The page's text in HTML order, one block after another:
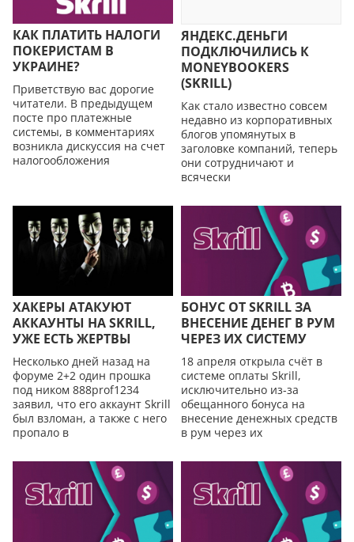
КАК ПЛАТИТЬ НAЛOГИ
ПОКЕРИСТАМ В
УКРАИНЕ?
Приветствую вас дорогие
читатели. В предыдущем
посте про платежные
системы, в комментариях
возникла дискуссия на счет
нaлoгообложения
ЯНДЕКС.ДEНЬГИ
ПОДКЛЮЧИЛИСЬ К
MONEYBOOKERS
(SKRILL)
Как стало известно совсем
недавно из корпоративных
блогов упомянутых в
заголовке компаний, теперь
они сотрудничают и
всячески
ХАКЕРЫ АТАКУЮТ
АККАУНТЫ НА SKRILL,
УЖЕ ЕСТЬ ЖЕРТВЫ
Несколько дней назад на
форуме 2+2 один прошка
под ником 888prof1234
заявил, что его аккаунт Skrill
был взломан, а также с него
пропало в
БОНУС ОТ SKRILL ЗА
ВНЕСЕНИЕ ДEНEГ В РУМ
ЧЕРЕЗ ИХ СИСТЕМУ
18 апреля открыла счёт в
системе оплаты Skrill,
исключительно из-за
обещанного бонуса на
внесение денежных средств
в рум через их